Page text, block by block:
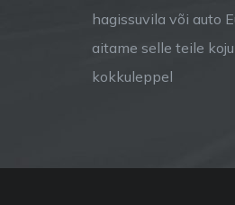
hagissuvila või auto
aitame selle teile
kokkuleppel